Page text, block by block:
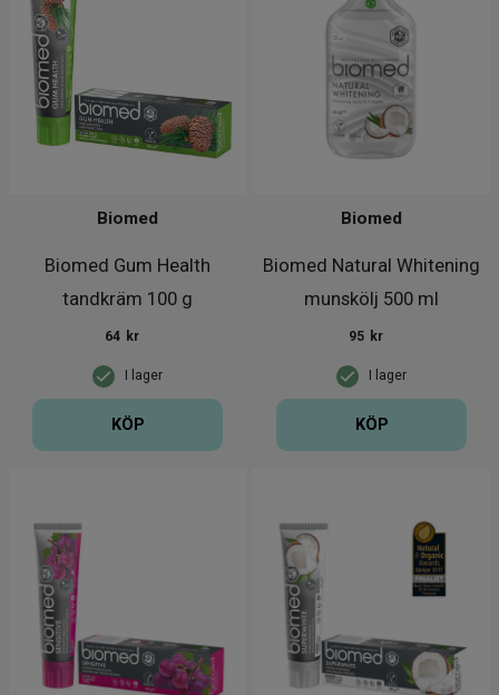
Biomed Gum Health
tandkräm 100 g
Biomed
I lager
64 kr
KÖP
Biomed Natural Whitening
munskölj 500 ml
Biomed
I lager
95 kr
KÖP